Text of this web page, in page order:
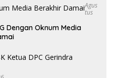
Agus
Tus
Dengan Oknum Media